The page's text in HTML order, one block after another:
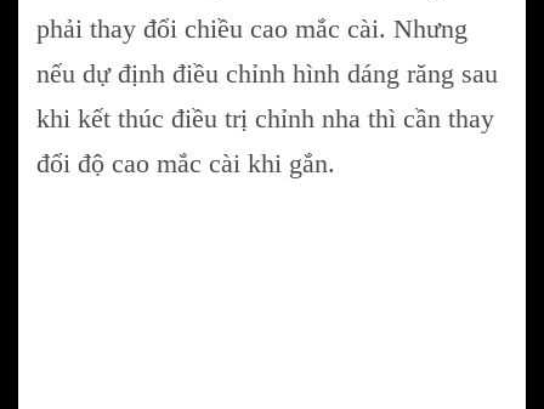
phải thay đổi chiều cao mắc cài. Nhưng
nếu dự định điều chỉnh hình dáng răng sau
khi kết thúc điều trị chỉnh nha thì cần thay
đổi độ cao mắc cài khi gắn.